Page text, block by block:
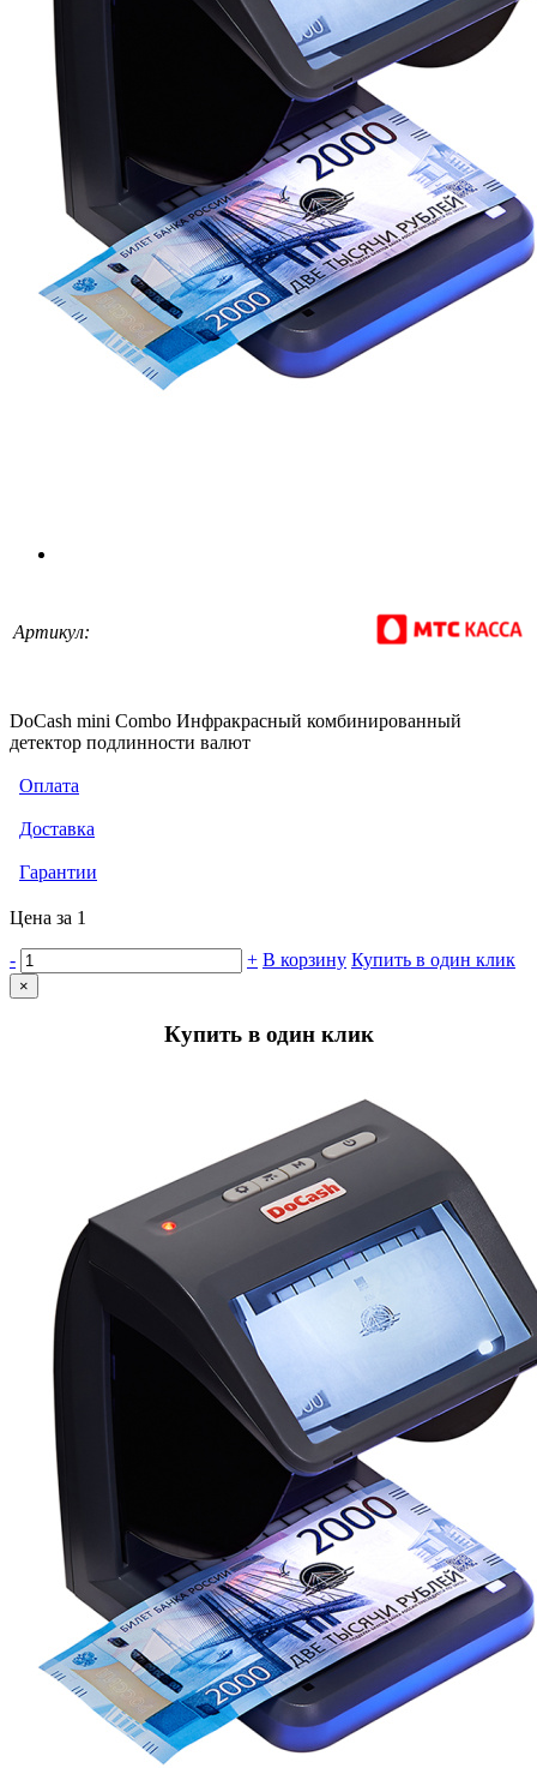
Артикул:
DoCash mini Combo Инфракрасный комбинированный
детектор подлинности валют
Оплата
Доставка
Гарантии
Цена за 1
- + В корзину Купить в один клик
×
Купить в один клик